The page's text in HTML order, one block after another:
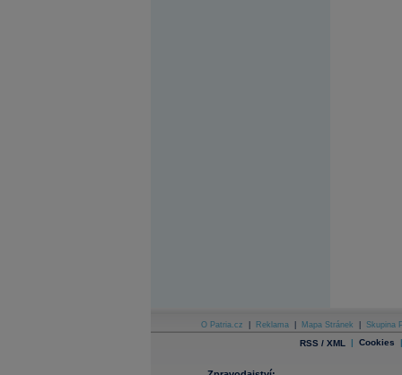
O Patria.cz Reklama Mapa Stránek Skupina
RSS / XML | Cookies |